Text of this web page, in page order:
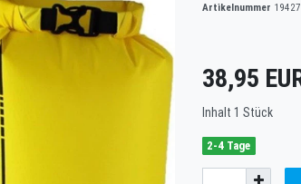
Artikelnummer 19427
38,95
Inhalt 1 Stück
2-4 Tage